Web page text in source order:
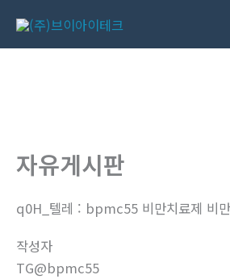
츠
자유게시판
q0H_텔레 : bpmc55 비만치료제 비
작성자
TG@bpmc55